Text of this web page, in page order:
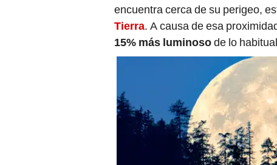
encuentra cerca de su perigeo,
Tierra. A causa de esa
15% más luminosode lo